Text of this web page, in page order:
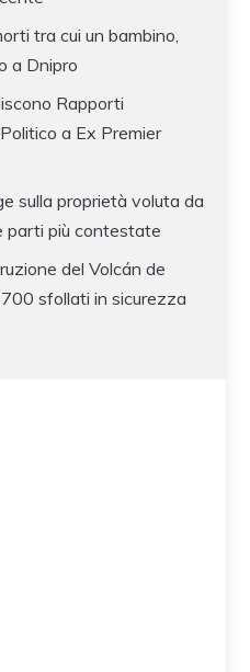
tra cui un bambino,
a Dnipro
Rapporti
a Ex Premier
sulla proprietà voluta da
parti più contestate
del Volcán de
sfollati in sicurezza